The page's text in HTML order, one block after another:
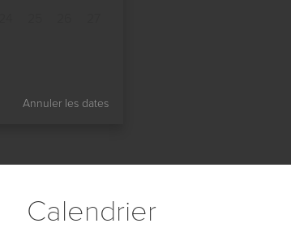
Annuler les dates
Сalendrier